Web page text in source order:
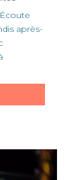
après-